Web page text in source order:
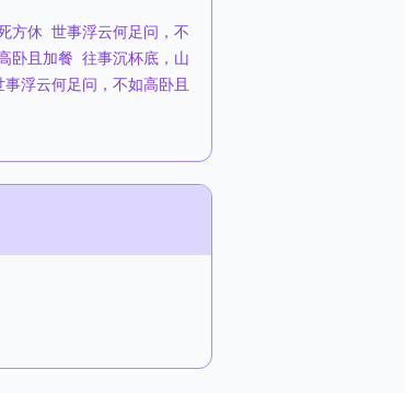
方休 世事浮云何足问，不
卧且加餐 往事沉杯底，山
事浮云何足问，不如高卧且